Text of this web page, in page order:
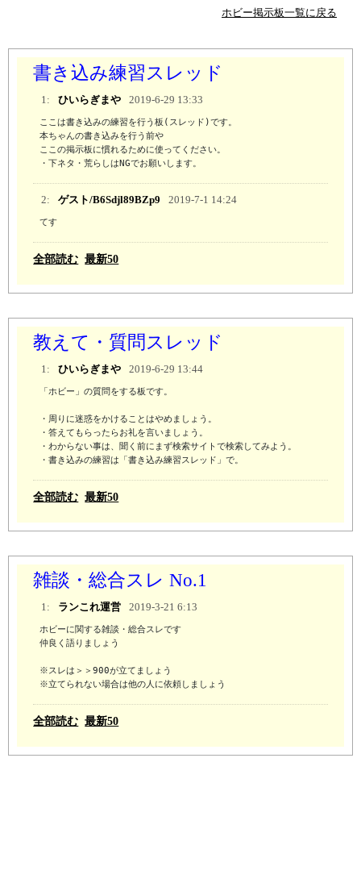
ホビー掲示板一覧に戻る
書き込み練習スレッド
1: ひいらぎまや 2019-6-29 13:33
ここは書き込みの練習を行う板(スレッド)です。
本ちゃんの書き込みを行う前や
ここの掲示板に慣れるために使ってください。
・下ネタ・荒らしはNGでお願いします。
2: ゲスト/B6Sdjl89BZp9 2019-7-1 14:24
てす
全部読む 最新50
教えて・質問スレッド
1: ひいらぎまや 2019-6-29 13:44
「ホビー」の質問をする板です。
・周りに迷惑をかけることはやめましょう。
・答えてもらったらお礼を言いましょう。
・わからない事は、聞く前にまず検索サイトで検索してみよう。
・書き込みの練習は「書き込み練習スレッド」で。
全部読む 最新50
雑談・総合スレ No.1
1: ランこれ運営 2019-3-21 6:13
ホビーに関する雑談・総合スレです
仲良く語りましょう
※スレは＞＞900が立てましょう
※立てられない場合は他の人に依頼しましょう
全部読む 最新50